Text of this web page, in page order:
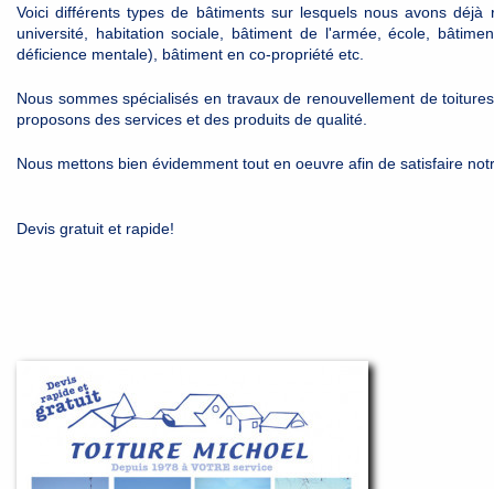
Voici différents types de bâtiments sur lesquels nous avons
université, habitation sociale, bâtiment de l'armée, école,
déficience mentale), bâtiment en co-propriété etc.
Nous sommes spécialisés en travaux de renouvellement de
proposons des services et des produits de qualité.
Nous mettons bien évidemment tout en oeuvre afin de satisfaire
Devis gratuit et rapide!